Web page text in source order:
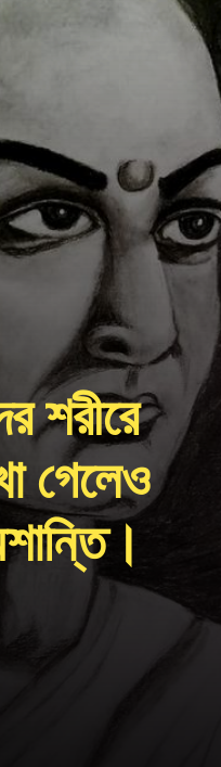
শরীরে
গেলেও